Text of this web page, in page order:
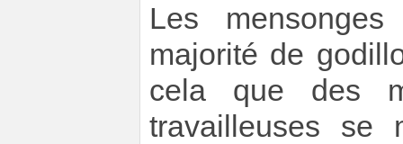
Les
majorité de
cela que des
travailleuses se